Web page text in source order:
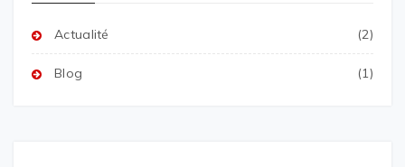
Actualité (2)
Blog (1)